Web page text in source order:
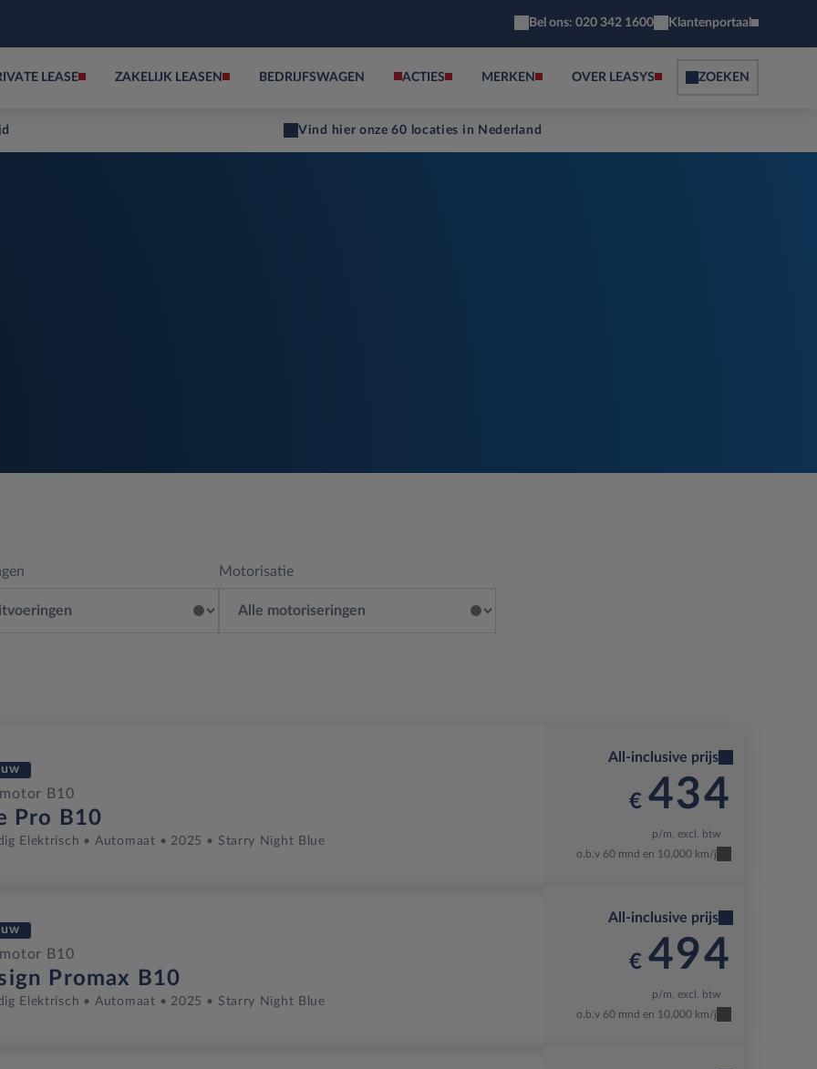
Bel ons: 020 342 1600 Klantenportaal
LEASE ZAKELIJK LEASEN BEDRIJFSWAGEN ACTIES MERKEN OVER LEASYS ZOEKEN
Vind hier onze 60 locaties in Nederland
Motorisatie
B10
Pro B10
Elektrisch Automaat 2025 Starry Night Blue
All-inclusive prijs
€ 434
p/m. excl. btw
o.b.v 60 mnd en 10,000 km/j
B10
Promax B10
Elektrisch Automaat 2025 Starry Night Blue
All-inclusive prijs
€ 494
p/m. excl. btw
o.b.v 60 mnd en 10,000 km/j